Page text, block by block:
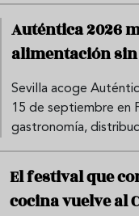
Auténtica 2026
alimentación
Sevilla acoge
15 de septiembre en
gastronomía,
El festival que
cocina vuelve al